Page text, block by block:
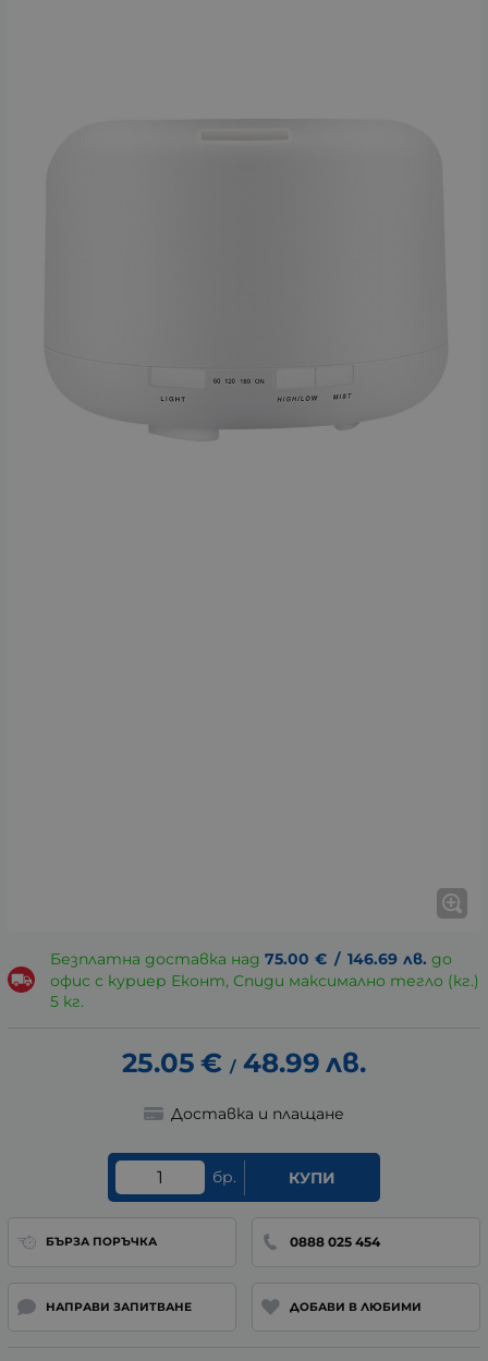
Безплатна доставка над 75.00 € / 146.69 лв. до
офис с куриер Еконт, Спиди максимално тегло (кг.)
5 кг.
25.05 € / 48.99 лв.
Доставка и плащане
бр. КУПИ
БЪРЗА ПОРЪЧКА 0888 025 454
НАПРАВИ ЗАПИТВАНЕ ДОБАВИ В ЛЮБИМИ